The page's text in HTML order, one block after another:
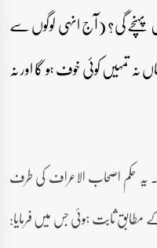
گی؟ (آج انہی لوگوں سے
تمہیں کوئی خوف ہو گا اور نہ
حکم اصحاب الاعراف کی طرف
ثابت ہوئی جس میں فرمایا: